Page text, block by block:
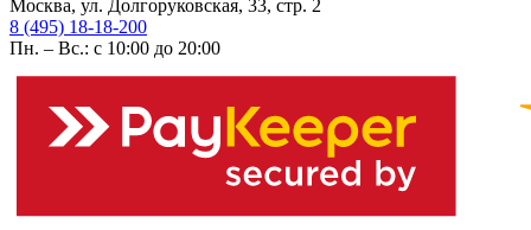
Москва, ул. Долгоруковская, 33, стр. 2
8 (495) 18-18-200
Пн. – Вс.: с 10:00 до 20:00